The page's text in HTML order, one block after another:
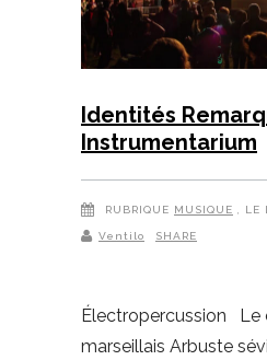
Identités
Instrumentarium
RUBRIQUE MUSIQUE ,
Ventilo SHARE
Électropercussion Le
marseillais Arbuste